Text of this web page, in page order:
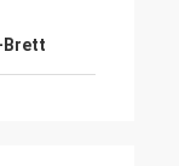
Brett